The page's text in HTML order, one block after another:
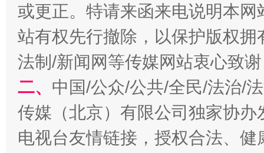
或更正。特请来函来电说明本
站有权先行撤除，以保护版权
法制/新闻网等传媒网站衷心致
二、 中国/公众/公共/全民/法治/
传媒（北京）有限公司独家协
电视台友情链接，授权合法、